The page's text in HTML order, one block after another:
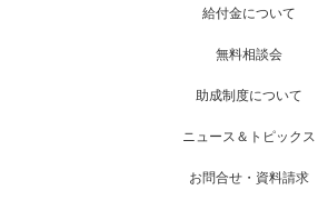
給付金について
無料相談会
助成制度について
ニュース＆トピックス
お問合せ・資料請求